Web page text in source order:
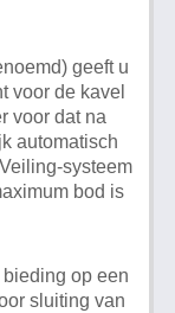
geeft u
voor de kavel
voor dat na
automatisch
systeem
bod is
op een
sluiting van